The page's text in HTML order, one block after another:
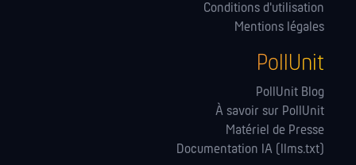
Conditions d'utilisation
Mentions légales
PollUnit
PollUnit Blog
À savoir sur PollUnit
Matériel de Presse
Documentation IA (llms.txt)